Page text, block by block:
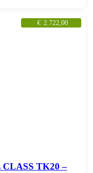
€ 2.722,00
CLASS TK20 –